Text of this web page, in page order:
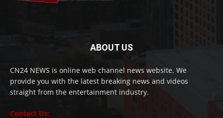
ABOUT US
CN24 NEWS is online web channel news website. We
provide you with the latest breaking news and videos
straight from the entertainment industry.
Contact Us: